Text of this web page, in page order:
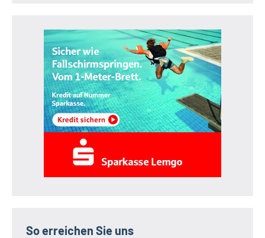
So erreichen Sie uns